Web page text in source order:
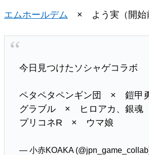
エムホールデム × よう実（開始
今日見つけたソシャゲコラボ
ペタペタペンギン団 × 鎧甲
グラブル × ヒロアカ、銀魂
プリコネR × ウマ娘
— 小赤KOAKA